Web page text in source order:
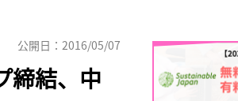
公開日：2016/05/07
締結、中